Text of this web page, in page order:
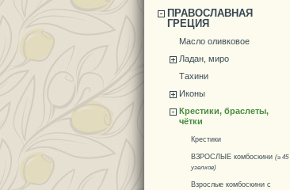
ПРАВОСЛАВНАЯ
ГРЕЦИЯ
Масло оливковое
Ладан, миро
Тахини
Иконы
Крестики, браслеты,
чётки
Крестики
ВЗРОСЛЫЕ комбоскини(≥ 45
узелков)
Взрослые комбоскини с